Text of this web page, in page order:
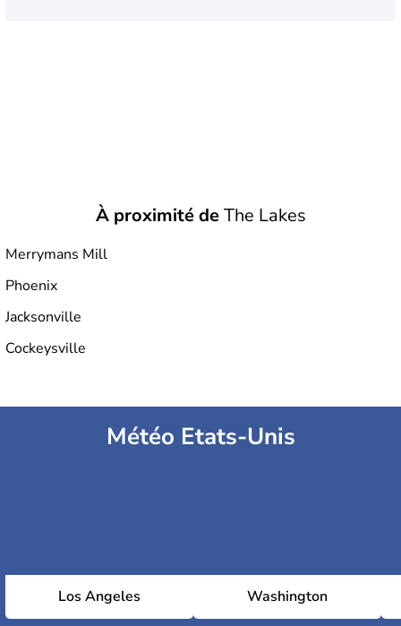
À proximité deThe Lakes
Merrymans Mill
Phoenix
Jacksonville
Cockeysville
Météo Etats-Unis
Los Angeles Washington